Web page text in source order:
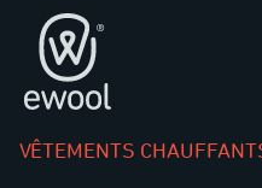
Pied de page
VÊTEMENTS